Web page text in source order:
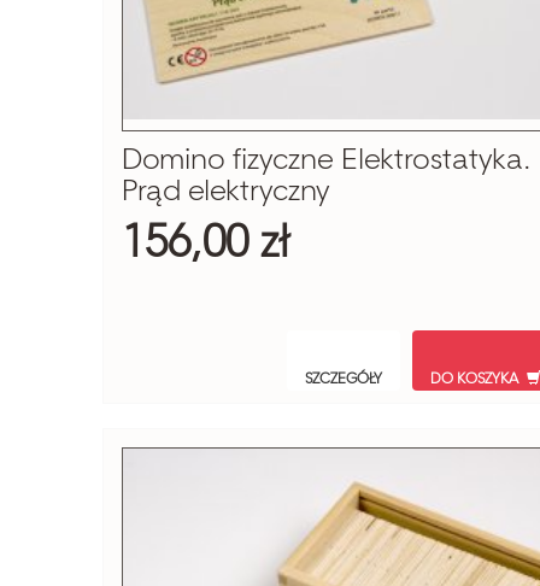
Domino fizyczne Elektrostatyka.
Prąd elektryczny
156,00 zł
SZCZEGÓŁY DO KOSZYKA